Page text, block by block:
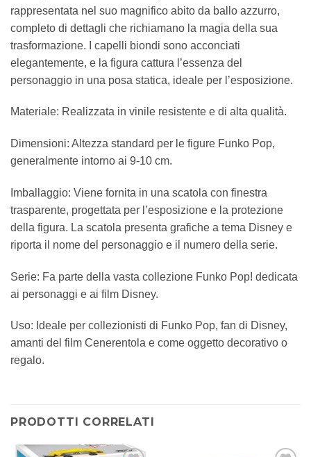
rappresentata nel suo magnifico abito da ballo azzurro,
completo di dettagli che richiamano la magia della sua
trasformazione. I capelli biondi sono acconciati
elegantemente, e la figura cattura l’essenza del
personaggio in una posa statica, ideale per l’esposizione.
Materiale: Realizzata in vinile resistente e di alta qualità.
Dimensioni: Altezza standard per le figure Funko Pop,
generalmente intorno ai 9-10 cm.
Imballaggio: Viene fornita in una scatola con finestra
trasparente, progettata per l’esposizione e la protezione
della figura. La scatola presenta grafiche a tema Disney e
riporta il nome del personaggio e il numero della serie.
Serie: Fa parte della vasta collezione Funko Pop! dedicata
ai personaggi e ai film Disney.
Uso: Ideale per collezionisti di Funko Pop, fan di Disney,
amanti del film Cenerentola e come oggetto decorativo o
regalo.
PRODOTTI CORRELATI